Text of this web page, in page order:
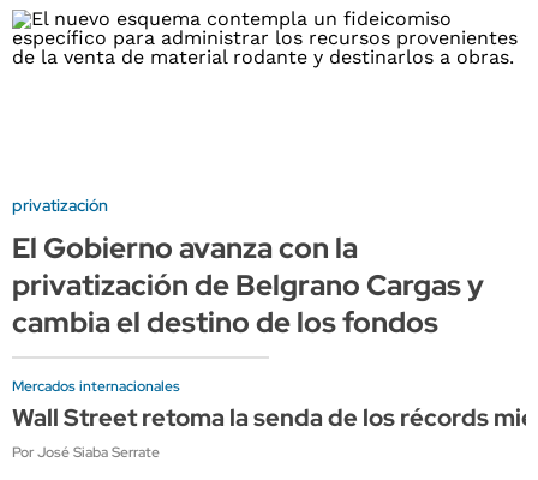
privatización
El Gobierno avanza con la
privatización de Belgrano Cargas y
cambia el destino de los fondos
Mercados internacionales
Wall Street retoma la senda de los récords
Por José Siaba Serrate